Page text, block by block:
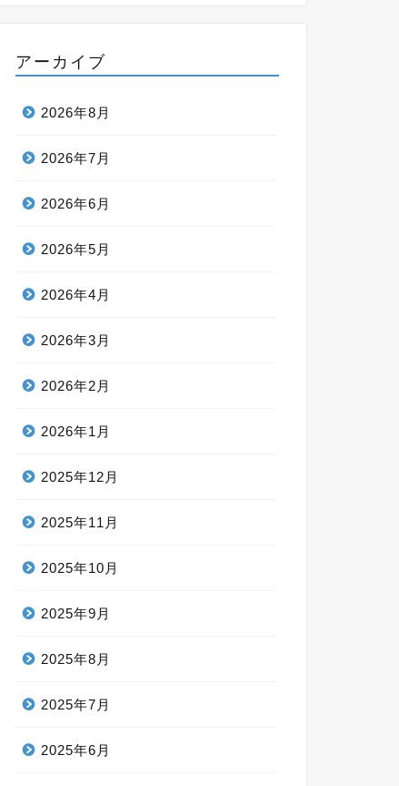
アーカイブ
2026年8月
2026年7月
2026年6月
2026年5月
2026年4月
2026年3月
2026年2月
2026年1月
2025年12月
2025年11月
2025年10月
2025年9月
2025年8月
2025年7月
2025年6月